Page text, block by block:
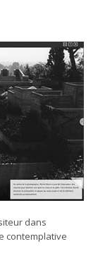
dans
contemplative